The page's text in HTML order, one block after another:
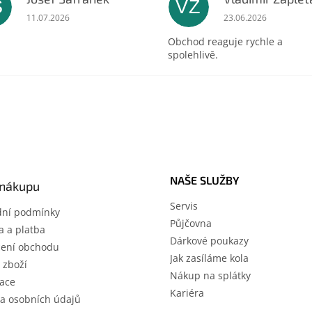
Hodnocení obchodu je 5 z 5 hvězdiček.
11.07.2026
VZ Hodnocení
23.06.2026
Obchod reaguje rychle a
spolehlivě.
podmínky
a platba
obchodu
zboží
osobních údajů
NAŠE SLUŽBY
Servis
Půjčovna
Dárkové poukazy
Jak zasíláme kola
Nákup na splátky
Kariéra